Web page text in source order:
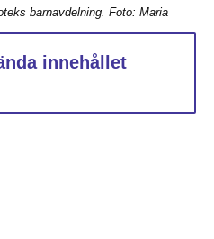
barnavdelning. Foto: Maria
innehållet